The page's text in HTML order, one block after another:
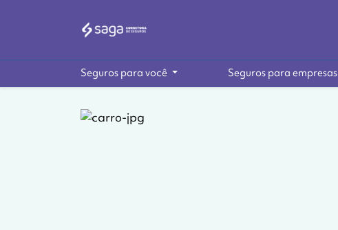
Seguros para você Seguros para empresas